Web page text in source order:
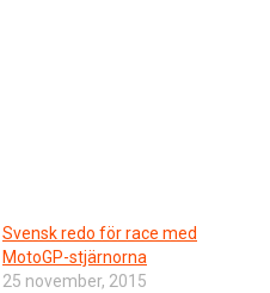
Svensk redo för race med
MotoGP-stjärnorna
25 november, 2015